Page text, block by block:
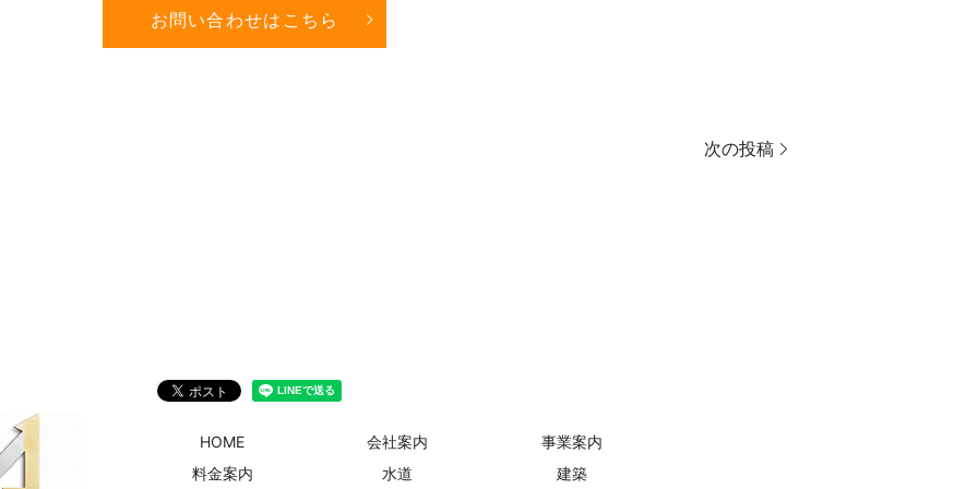
お問い合わせはこちら
次の投稿
HOME 会社案内
事業案内
料金案内
水道 建築